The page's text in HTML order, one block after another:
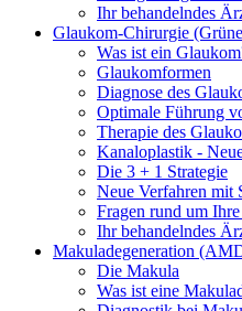
Ihr behandelndes
Glaukom-Chirurgie
Was ist ein
Glaukomformen
Diagnose des
Optimale Führung
Therapie des
Kanaloplastik -
Die 3 + 1 Strategie
Neue Verfahren mit
Fragen rund um
Ihr behandelndes
Makuladegeneration
Die Makula
Was ist eine